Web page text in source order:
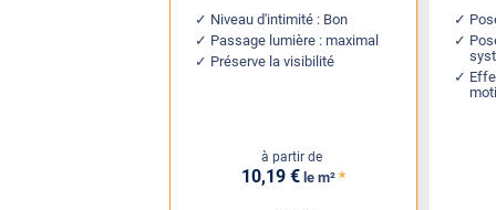
Niveau d'intimité : Bon
Passage lumière : maximal
Préserve la visibilité
à partir de
10,19 € le m² *